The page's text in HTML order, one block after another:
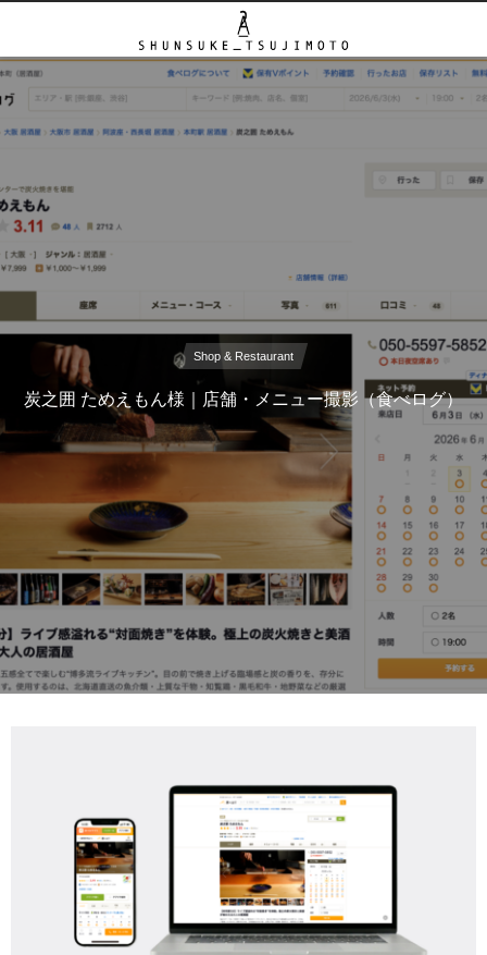
Shop & Restaurant
炭之囲 ためえもん様｜店舗・メニュー撮影（食べログ）